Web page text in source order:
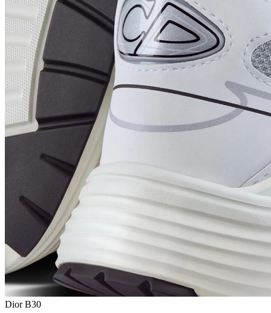
Dior B30